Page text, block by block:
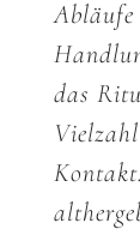
Abläufe
das